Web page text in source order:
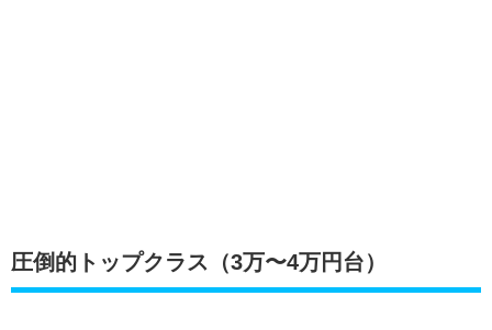
圧倒的トップクラス（3万〜4万円台）